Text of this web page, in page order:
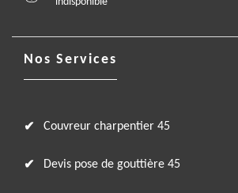
Nos Services
Couvreur charpentier 45
Devis pose de gouttière 45